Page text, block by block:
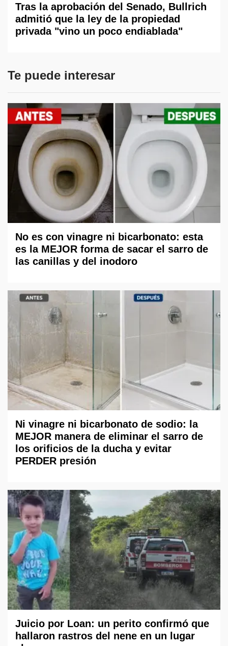
Tras la aprobación del Senado, Bullrich
admitió que la ley de la propiedad
privada "vino un poco endiablada"
Te puede interesar
No es con vinagre ni bicarbonato: esta
es la MEJOR forma de sacar el sarro de
las canillas y del inodoro
Ni vinagre ni bicarbonato de sodio: la
MEJOR manera de eliminar el sarro de
los orificios de la ducha y evitar
PERDER presión
Juicio por Loan: un perito confirmó que
hallaron rastros del nene en un lugar